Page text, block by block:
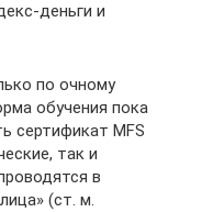
деньги и
по очному
обучения пока
сертификат MFS
так и
в
(ст. м.